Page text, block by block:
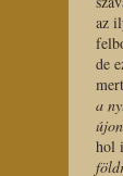
az
de
a
hol